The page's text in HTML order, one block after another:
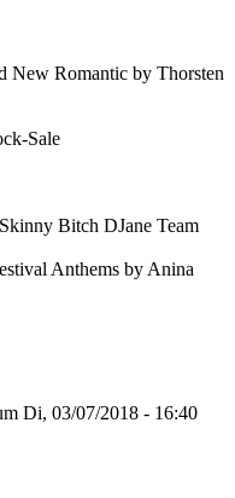
New Romantic by Thorsten
Sale
Bitch DJane Team
Anthems by Anina
Di, 03/07/2018 - 16:40